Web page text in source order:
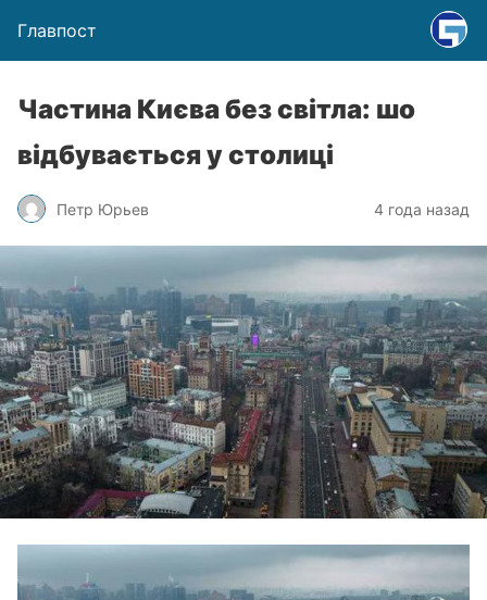
Главпост
Частина Києва без світла: шо
відбувається у столиці
Петр Юрьев 4 года назад